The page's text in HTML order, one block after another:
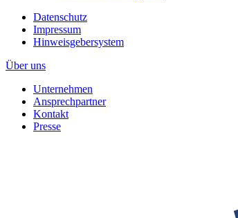
Datenschutz
Impressum
Hinweisgebersystem
Über uns
Unternehmen
Ansprechpartner
Kontakt
Presse